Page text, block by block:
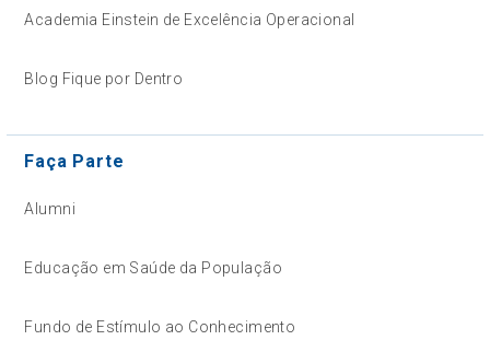
Academia Einstein de Excelência Operacional
Blog Fique por Dentro
Faça Parte
Alumni
Educação em Saúde da População
Fundo de Estímulo ao Conhecimento